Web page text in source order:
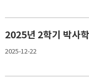
2025년 2학기 박사
2025-12-22